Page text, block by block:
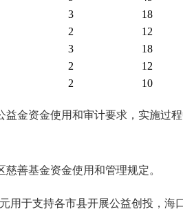
3
18
2
12
3
18
2
12
2 10
益金资金使用和审计要求，实施过
善基金资金使用和管理规定。
用于支持各市县开展公益创投，海